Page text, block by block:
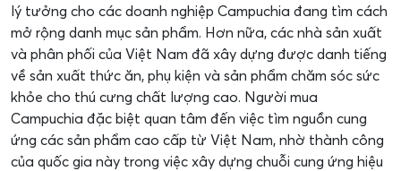
lý tưởng cho các doanh nghiệp Campuchia đang tìm cách
mở rộng danh mục sản phẩm. Hơn nữa, các nhà sản xuất
và phân phối của Việt Nam đã xây dựng được danh tiếng
về sản xuất thức ăn, phụ kiện và sản phẩm chăm sóc sức
khỏe cho thú cưng chất lượng cao. Người mua
Campuchia đặc biệt quan tâm đến việc tìm nguồn cung
ứng các sản phẩm cao cấp từ Việt Nam, nhờ thành công
của quốc gia này trong việc xây dựng chuỗi cung ứng hiệu